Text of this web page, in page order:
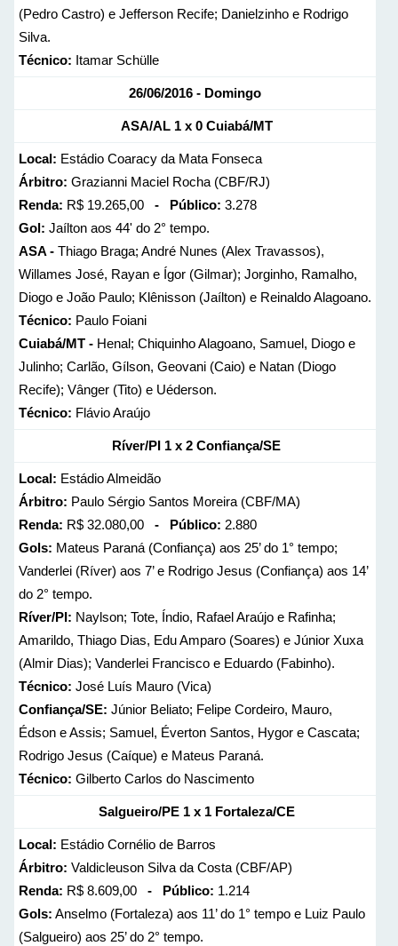
(Pedro Castro) e Jefferson Recife; Danielzinho e Rodrigo
Silva.
Técnico: Itamar Schülle
26/06/2016 - Domingo
ASA/AL 1 x 0 Cuiabá/MT
Local: Estádio Coaracy da Mata Fonseca
Árbitro: Grazianni Maciel Rocha (CBF/RJ)
Renda: R$ 19.265,00 - Público: 3.278
Gol: Jaílton aos 44' do 2° tempo.
ASA -Thiago Braga; André Nunes (Alex Travassos),
Willames José, Rayan e Ígor (Gilmar); Jorginho, Ramalho,
Diogo e João Paulo; Klênisson (Jaílton) e Reinaldo Alagoano.
Técnico: Paulo Foiani
Cuiabá/MT - Henal; Chiquinho Alagoano, Samuel, Diogo e
Julinho; Carlão, Gílson, Geovani (Caio) e Natan (Diogo
Recife); Vânger (Tito) e Uéderson.
Técnico: Flávio Araújo
Ríver/PI 1 x 2 Confiança/SE
Local: Estádio Almeidão
Árbitro: Paulo Sérgio Santos Moreira (CBF/MA)
Renda: R$ 32.080,00 - Público: 2.880
Gols: Mateus Paraná (Confiança) aos 25’ do 1° tempo;
Vanderlei (Ríver) aos 7’ e Rodrigo Jesus (Confiança) aos 14’
do 2° tempo.
Ríver/PI: Naylson; Tote, Índio, Rafael Araújo e Rafinha;
Amarildo, Thiago Dias, Edu Amparo (Soares) e Júnior Xuxa
(Almir Dias); Vanderlei Francisco e Eduardo (Fabinho).
Técnico: José Luís Mauro (Vica)
Confiança/SE: Júnior Beliato; Felipe Cordeiro, Mauro,
Édson e Assis; Samuel, Éverton Santos, Hygor e Cascata;
Rodrigo Jesus (Caíque) e Mateus Paraná.
Técnico: Gilberto Carlos do Nascimento
Salgueiro/PE 1 x 1 Fortaleza/CE
Local: Estádio Cornélio de Barros
Árbitro: Valdicleuson Silva da Costa (CBF/AP)
Renda: R$ 8.609,00 - Público: 1.214
Gols: Anselmo (Fortaleza) aos 11’ do 1° tempo e Luiz Paulo
(Salgueiro) aos 25’ do 2° tempo.